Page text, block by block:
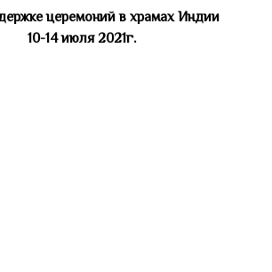
церемоний в храмах Индии
10-14 июля 2021г.